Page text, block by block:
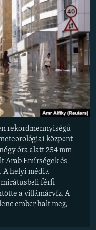
rekordmennyiségű
központ
óra alatt 254 mm
Arab Emírségek és
A helyi média
férfi
a villámárvíz. A
ember halt meg,